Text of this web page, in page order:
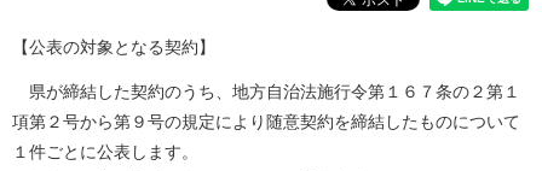
【公表の対象となる契約】
県が締結した契約のうち、地方自治法施行令第１６７条の２第１
項第２号から第９号の規定により随意契約を締結したものについて
１件ごとに公表します。